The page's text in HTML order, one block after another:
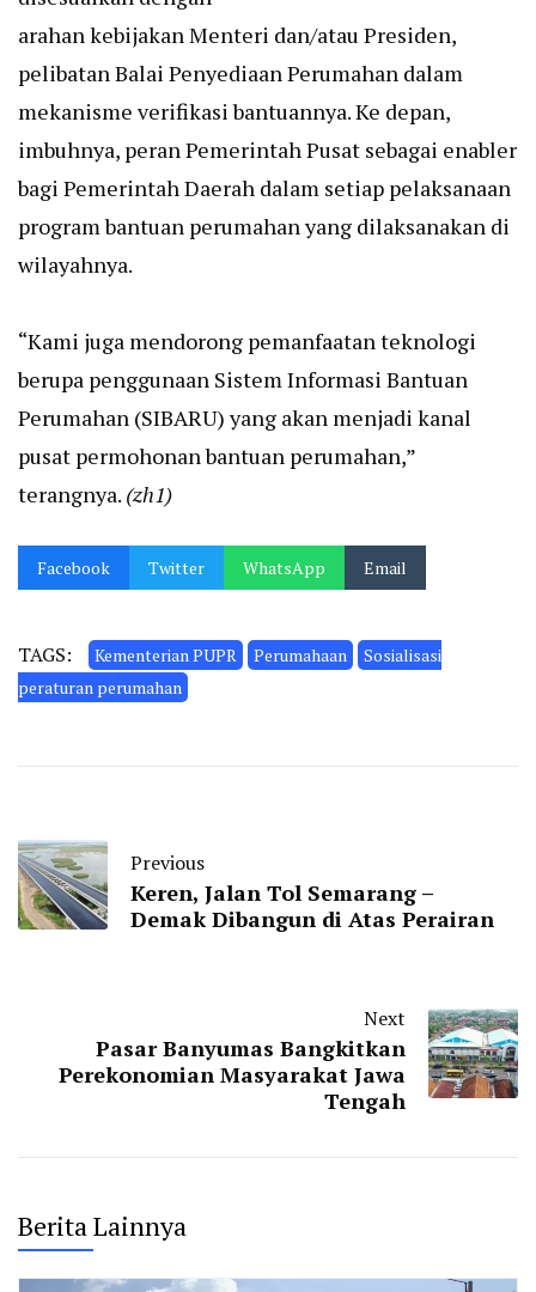
arahan kebijakan Menteri dan/atau Presiden,
pelibatan Balai Penyediaan Perumahan dalam
mekanisme verifikasi bantuannya. Ke depan,
imbuhnya, peran Pemerintah Pusat sebagai enabler
bagi Pemerintah Daerah dalam setiap pelaksanaan
program bantuan perumahan yang dilaksanakan di
wilayahnya.
“Kami juga mendorong pemanfaatan teknologi
berupa penggunaan Sistem Informasi Bantuan
Perumahan (SIBARU) yang akan menjadi kanal
pusat permohonan bantuan perumahan,”
terangnya. (zh1)
Facebook Twitter WhatsApp Email
TAGS: Kementerian PUPR Perumahaan
Sosialisasi
peraturan perumahan
Previous
Keren, Jalan Tol Semarang –
Demak Dibangun di Atas Perairan
Next
Pasar Banyumas Bangkitkan
Perekonomian Masyarakat Jawa
Tengah
Berita Lainnya